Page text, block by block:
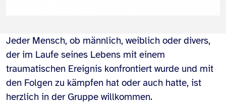
Jeder Mensch, ob männlich, weiblich oder divers,
der im Laufe seines Lebens mit einem
traumatischen Ereignis konfrontiert wurde und mit
den Folgen zu kämpfen hat oder auch hatte, ist
herzlich in der Gruppe willkommen.